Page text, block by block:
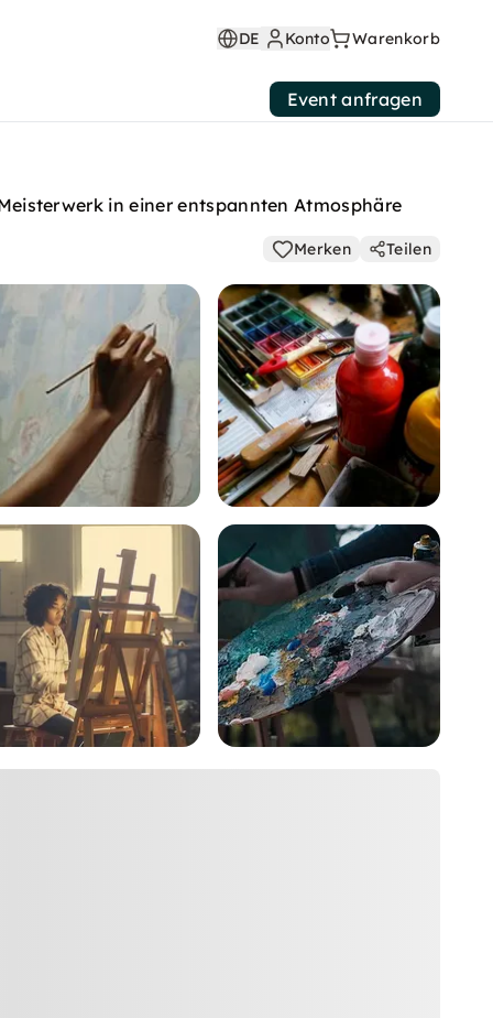
DE Konto Warenkorb
Event anfragen
in einer entspannten Atmosphäre
Merken Teilen